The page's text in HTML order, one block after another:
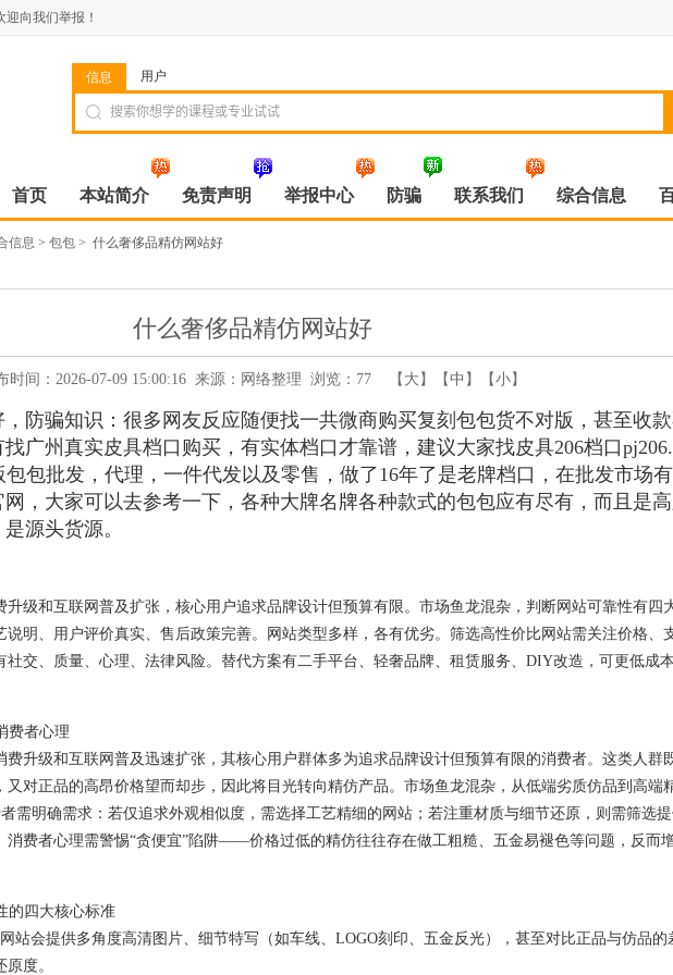
向我们举报！
信息 用户
首页 本站简介 免责声明 举报中心 防骗 联系我们 综合信息
信息 > 包包 > 什么奢侈品精仿网站好
什么奢侈品精仿网站好
时间：2026-07-09 15:00:16 来源：网络整理 浏览： 77 【 大 】【中 】【小】
， 防骗知识：很多网友反应随便找一共微商购买复刻包包货不对版，甚至收
广州真实皮具档口购买，有实体档口才靠谱，建议大家找皮具206档口
包批发，代理，一件代发以及零售，做了16年了是老牌档口，在批发市场
，大家可以去参考一下，各种大牌名牌各种款式的包包应有尽有，而且是
源头货源。
升级和互联网普及扩张，核心用户追求品牌设计但预算有限。市场鱼龙混杂，判断网站可靠性有四
说明、用户评价真实、售后政策完善。网站类型多样，各有优劣。筛选高性价比网站需关注价格、
社交、质量、心理、法律风险。替代方案有二手平台、轻奢品牌、租赁服务、DIY改造，可更低成
费者心理
费升级和互联网普及迅速扩张，其核心用户群体多为追求品牌设计但预算有限的消费者。这类人群
又对正品的高昂价格望而却步，因此将目光转向精仿产品。市场鱼龙混杂，从低端劣质仿品到高端
者需明确需求：若仅追求外观相似度，需选择工艺精细的网站；若注重材质与细节还原，则需筛选
消费者心理需警惕“贪便宜”陷阱——价格过低的精仿往往存在做工粗糙、五金易褪色等问题，反而
的四大核心标准
站会提供多角度高清图片、细节特写（如车线、LOGO刻印、五金反光），甚至对比正品与仿品的
度。